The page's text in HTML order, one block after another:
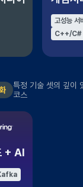
고성능 서
C++/C#
특정 기술 셋의 깊이
코스
+ AI